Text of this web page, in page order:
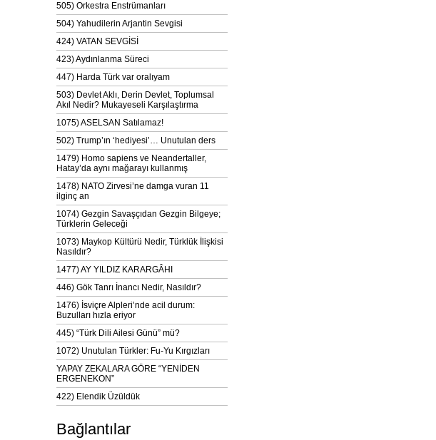
505) Orkestra Enstrümanları
504) Yahudilerin Arjantin Sevgisi
424) VATAN SEVGİSİ
423) Aydınlanma Süreci
447) Harda Türk var oralıyam
503) Devlet Aklı, Derin Devlet, Toplumsal
Akıl Nedir? Mukayeseli Karşılaştırma
1075) ASELSAN Satılamaz!
502) Trump’ın ‘hediyesi’… Unutulan ders
1479) Homo sapiens ve Neandertaller,
Hatay’da aynı mağarayı kullanmış
1478) NATO Zirvesi’ne damga vuran 11
ilginç an
1074) Gezgin Savaşçıdan Gezgin Bilgeye;
Türklerin Geleceği
1073) Maykop Kültürü Nedir, Türklük İlişkisi
Nasıldır?
1477) AY YILDIZ KARARGÂHI
446) Gök Tanrı İnancı Nedir, Nasıldır?
1476) İsviçre Alpleri’nde acil durum:
Buzulları hızla eriyor
445) “Türk Dili Ailesi Günü” mü?
1072) Unutulan Türkler: Fu-Yu Kırgızları
YAPAY ZEKALARA GÖRE “YENİDEN
ERGENEKON”
422) Elendik Üzüldük
Bağlantılar